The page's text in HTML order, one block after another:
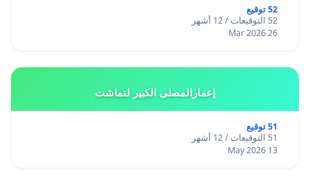
52 توقيع
52 التوقيعات / 12 أشهر
26 Mar 2026
إعمارالمصلى الكبير لتماشت
51 توقيع
51 التوقيعات / 12 أشهر
13 May 2026